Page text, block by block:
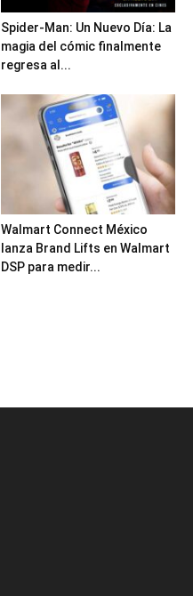
Spider-Man: Un Nuevo Día: La
magia del cómic finalmente
regresa al...
Walmart Connect México
lanza Brand Lifts en Walmart
DSP para medir...